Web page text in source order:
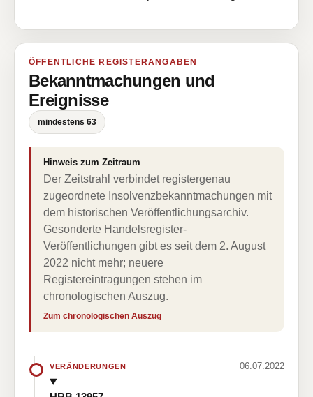
ÖFFENTLICHE REGISTERANGABEN
Bekanntmachungen und
Ereignisse
mindestens 63
Hinweis zum Zeitraum
Der Zeitstrahl verbindet registergenau
zugeordnete Insolvenzbekanntmachungen mit
dem historischen Veröffentlichungsarchiv.
Gesonderte Handelsregister-
Veröffentlichungen gibt es seit dem 2. August
2022 nicht mehr; neuere
Registereintragungen stehen im
chronologischen Auszug.
Zum chronologischen Auszug
VERÄNDERUNGEN 06.07.2022